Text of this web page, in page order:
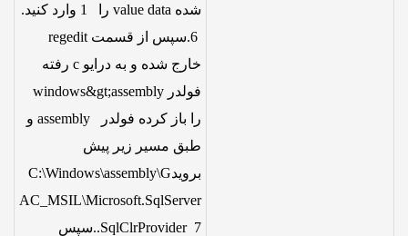
شده value data را 1 وارد کنید.
6.سپس از قسمت regedit
خارج شده و به درایو c رفته
فولدر windows&gt;assembly
را باز کرده فولدر assembly و
طبق مسیر زیر پیش
برویدC:\Windows\assembly\G
AC_MSIL\Microsoft.SqlServer
.SqlClrProvider 7.سپس